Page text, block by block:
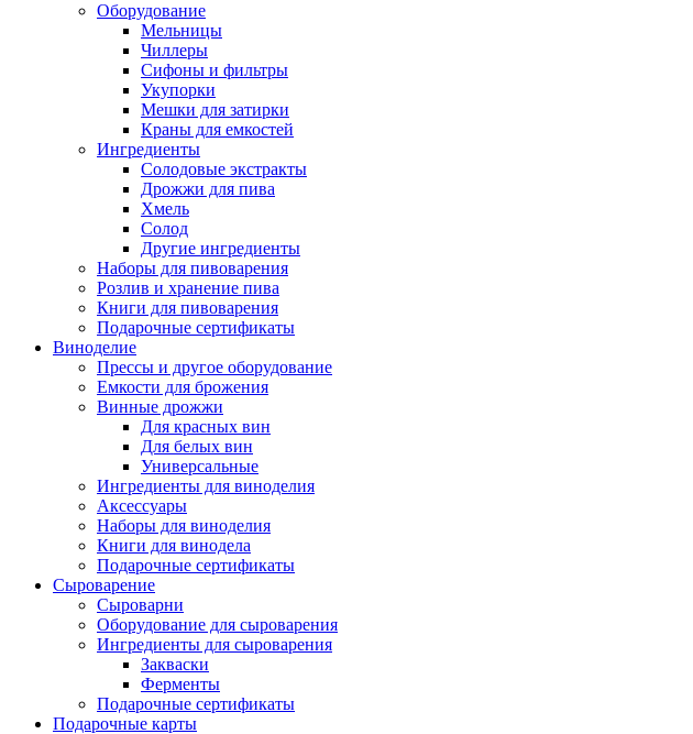
Оборудование
Мельницы
Чиллеры
Сифоны и фильтры
Укупорки
Мешки для затирки
Краны для емкостей
Ингредиенты
Солодовые экстракты
Дрожжи для пива
Хмель
Солод
Другие ингредиенты
Наборы для пивоварения
Розлив и хранение пива
Книги для пивоварения
Подарочные сертификаты
Виноделие
Прессы и другое оборудование
Емкости для брожения
Винные дрожжи
Для красных вин
Для белых вин
Универсальные
Ингредиенты для виноделия
Аксессуары
Наборы для виноделия
Книги для винодела
Подарочные сертификаты
Сыроварение
Сыроварни
Оборудование для сыроварения
Ингредиенты для сыроварения
Закваски
Ферменты
Подарочные сертификаты
Подарочные карты